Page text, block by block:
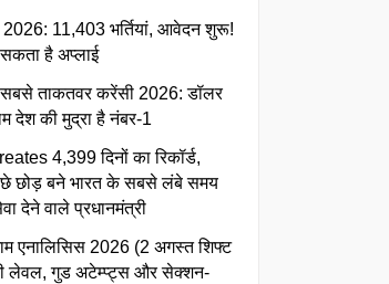
11,403 भर्तियां, आवेदन शुरू!
है अप्लाई
सबसे ताकतवर करेंसी 2026: डॉलर
देश की मुद्रा है नंबर-1
4,399 दिनों का रिकॉर्ड,
छोड़ बने भारत के सबसे लंबे समय
देने वाले प्रधानमंत्री
एनालिसिस 2026 (2 अगस्त शिफ्ट
लेवल, गुड अटेम्प्ट्स और सेक्शन-